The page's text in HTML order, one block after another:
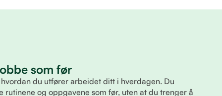
som før
du utfører arbeidet ditt i hverdagen. Du
rutinene og oppgavene som før, uten at du trenger å